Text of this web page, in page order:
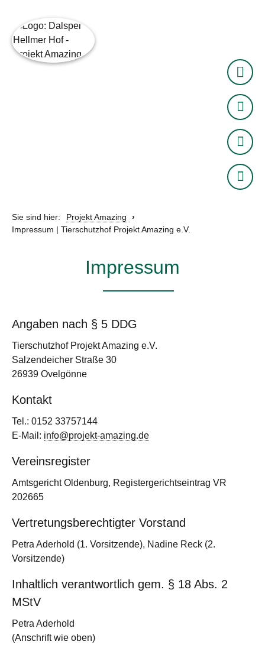
Sie sind hier:
Projekt Amazing
Impressum | Tierschutzhof Projekt Amazing e.V.
Impressum
Angaben nach § 5 DDG
Tierschutzhof Projekt Amazing e.V.
Salzendeicher Straße 30
26939 Ovelgönne
Kontakt
Tel.: 0152 33757144
E-Mail: info@projekt-amazing.de
Vereinsregister
Amtsgericht Oldenburg, Registergerichtseintrag VR
202665
Vertretungsberechtigter Vorstand
Petra Aderhold (1. Vorsitzende), Nadine Reck (2.
Vorsitzende)
Inhaltlich verantwortlich gem. § 18 Abs. 2
MStV
Petra Aderhold
(Anschrift wie oben)